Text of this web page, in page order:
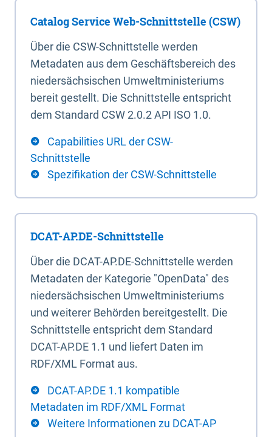
Catalog Service Web-Schnittstelle (CSW)
Über die CSW-Schnittstelle werden
Metadaten aus dem Geschäftsbereich des
niedersächsischen Umweltministeriums
bereit gestellt. Die Schnittstelle entspricht
dem Standard CSW 2.0.2 API ISO 1.0.
Capabilities URL der CSW-
Schnittstelle
Spezifikation der CSW-Schnittstelle
DCAT-AP.DE-Schnittstelle
Über die DCAT-AP.DE-Schnittstelle werden
Metadaten der Kategorie "OpenData" des
niedersächsischen Umweltministeriums
und weiterer Behörden bereitgestellt. Die
Schnittstelle entspricht dem Standard
DCAT-AP.DE 1.1 und liefert Daten im
RDF/XML Format aus.
DCAT-AP.DE 1.1 kompatible
Metadaten im RDF/XML Format
Weitere Informationen zu DCAT-AP